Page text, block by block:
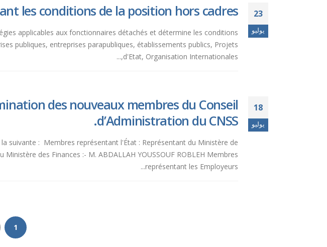
23
يوليو
les conditions de la position hors cadres.
applicables aux fonctionnaires détachés et détermine les conditions
publiques, entreprises parapubliques, établissements publics, Projets
d'Etat, Organisation Internationales,...
18
يوليو
des nouveaux membres du Conseil
d’Administration du CNSS.
suivante : Membres représentant l'État : Représentant du Ministère de
des Finances :- M. ABDALLAH YOUSSOUF ROBLEH Membres
représentant les Employeurs...
1